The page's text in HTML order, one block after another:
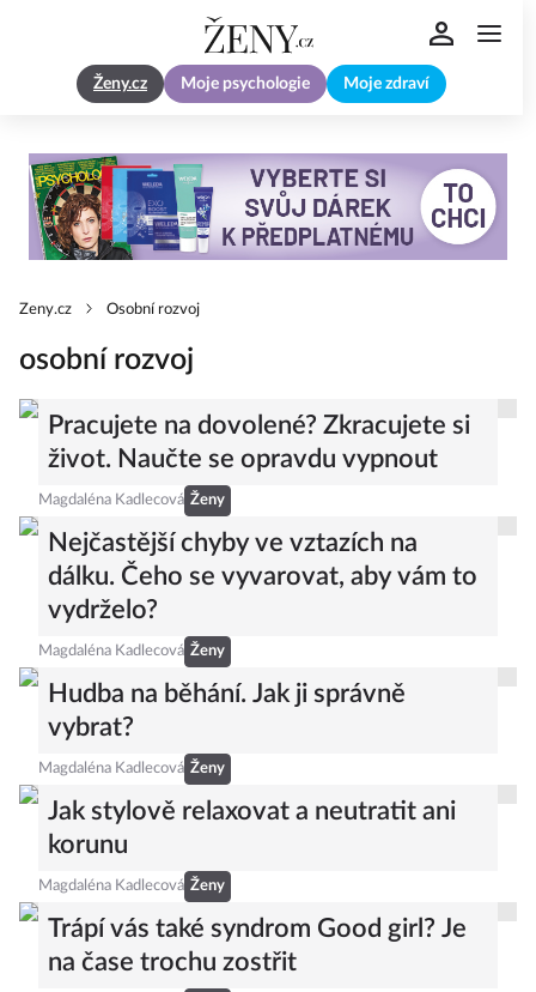
Ženy.cz Moje psychologie Moje zdraví
Zeny.cz Osobní rozvoj
osobní rozvoj
Pracujete na dovolené? Zkracujete si
život. Naučte se opravdu vypnout
Magdaléna Kadlecová Ženy
Nejčastější chyby ve vztazích na
dálku. Čeho se vyvarovat, aby vám to
vydrželo?
Magdaléna Kadlecová Ženy
Hudba na běhání. Jak ji správně
vybrat?
Magdaléna Kadlecová Ženy
Jak stylově relaxovat a neutratit ani
korunu
Magdaléna Kadlecová Ženy
Trápí vás také syndrom Good girl? Je
na čase trochu zostřit